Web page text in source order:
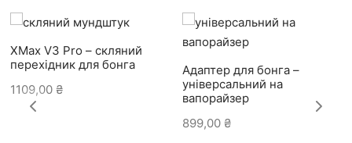
XMax V3 Pro – скляний
перехідник для бонга
1109,00 ₴
Адаптер для бонга –
універсальний на
вапорайзер
899,00 ₴